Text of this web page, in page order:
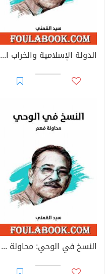
الدولة الإسلامية والخراب العاجل - نسخة هنداوي
النسخ في الوحي: محاولة فهم - نسخة هنداوي